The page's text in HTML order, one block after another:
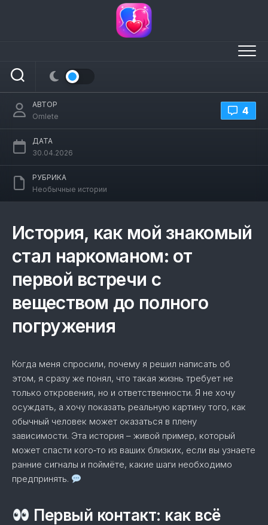
наркоманом
4
АВТОР
Omlete
ДАТА
30.04.2026
РУБРИКА
Необычные истории
История, как мой знакомый
стал наркоманом: от
первой встречи с
веществом до полного
погружения
Когда меня спросили, почему я решил написать об
этом, я сразу же понял, что такая жизнь требует не
только откровения, но и ответственности. Я не хочу
осуждать, а хочу показать реальную картину того, как
обычный человек может оказаться в плену
зависимости. Эта история – живой пример, который
может спасти кого‑то из ваших близких, если вы узнаете
ранние сигналы и поймёте, какие шаги необходимо
предпринять.
Первый контакт: как всё